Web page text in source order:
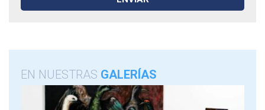
EN NUESTRAS GALERÍAS